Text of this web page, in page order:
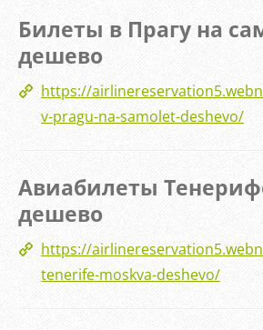
Билеты в Прагу на
дешево
https://
v-pragu-na-samolet-deshevo/
Авиабилеты
дешево
https://
tenerife-moskva-deshevo/